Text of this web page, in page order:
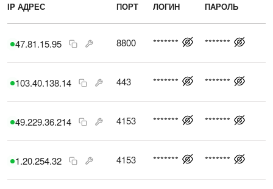
IP АДРЕС ПОРТ ЛОГИН ПАРОЛЬ
47.81.15.95 8800 ******* *******
103.40.138.14 443 ******* *******
49.229.36.214 4153 ******* *******
1.20.254.32 4153 ******* *******